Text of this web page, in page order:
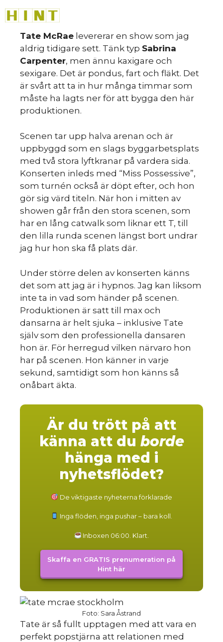
till
innehåll
Tate McRae levererar en show som jag
aldrig tidigare sett. Tänk typ Sabrina
Carpenter, men ännu kaxigare och
sexigare. Det är pondus, fart och fläkt. Det
är svårt att ta in hur många timmar som
måste ha lagts ner för att bygga den här
produktionen.
Scenen tar upp halva arenan och är
uppbyggd som en slags byggarbetsplats
med två stora lyftkranar på vardera sida.
Konserten inleds med “Miss Possessive”,
som turnén också är döpt efter, och hon
gör sig värd titeln. När hon i mitten av
showen går från den stora scenen, som
har en lång catwalk som liknar ett T, till
den lilla runda scenen längst bort undrar
jag hur hon ska få plats där.
Under större delen av konserten känns
det som att jag är i hypnos. Jag kan liksom
inte ta in vad som händer på scenen.
Produktionen är satt till max och
dansarna är helt sjuka – inklusive Tate
själv som den professionella dansaren
hon är. För herregud vilken närvaro hon
har på scenen. Hon känner in varje
sekund, samtidigt som hon känns så
onåbart äkta.
Är du trött på att
känna att du borde
hänga med i
nyhetsflödet?
De viktigaste nyheterna förklarade
Inga flöden, inga pushar – bara koll.
Inboxen 06:00. Klart.
Skaffa en GRATIS prenumeration på
Hint här
Foto: Sara Åstrand
Tate är så fullt upptagen med att vara en
perfekt popstjärna att relationen med